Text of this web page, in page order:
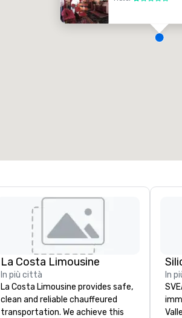
La Costa Limousine
In più città
La Costa Limousine provides safe,
clean and reliable chauffeured
transportation. We achieve this
In